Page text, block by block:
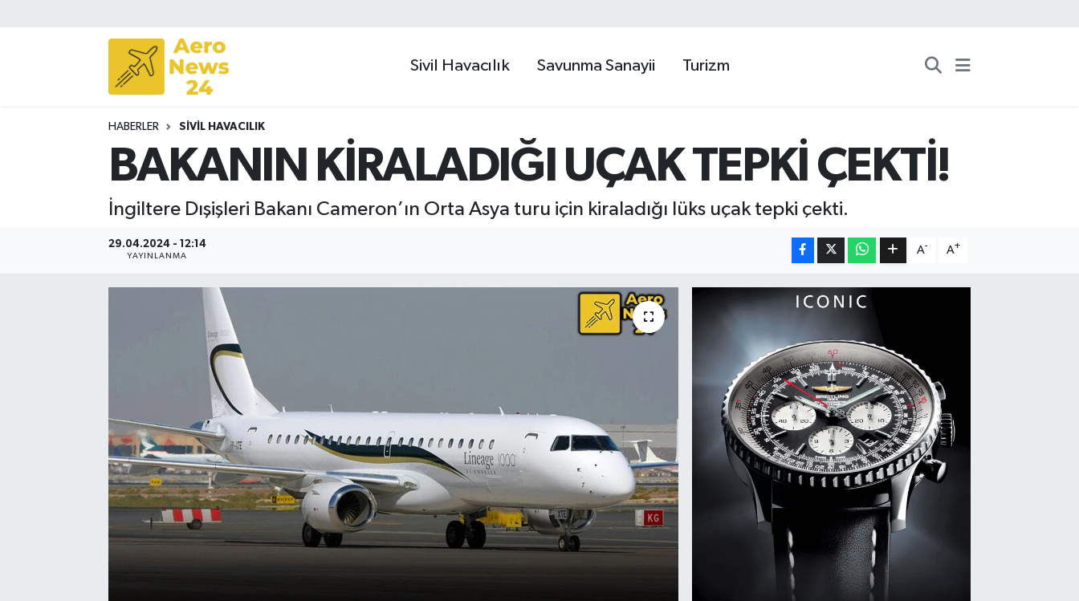
Sivil Havacılık Savunma Sanayii Turizm
HABERLER SIVIL HAVACILIK
BAKANIN KİRALADIĞI UÇAK TEPKİ ÇEKTİ!
İngiltere Dışişleri Bakanı Cameron’ın Orta Asya turu için kiraladığı lüks uçak tepki çekti.
29.04.2024 - 12:14
YAYINLANMA
A- A+
Sivil Havacılık